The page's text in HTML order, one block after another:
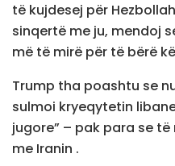
të kujdesej për
sinqertë me ju, mendoj
më të mirë për të bërë
Trump tha poashtu se
sulmoi kryeqytetin
jugore” – pak para se
me Iranin .